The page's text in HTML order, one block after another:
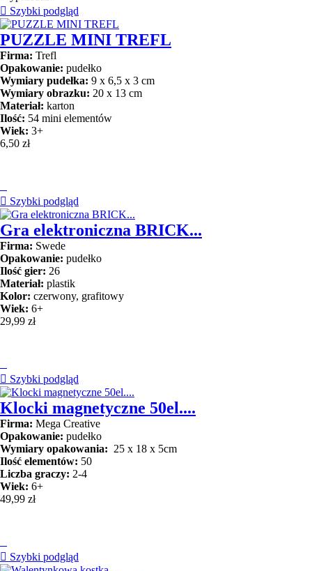
 Szybki podgląd
PUZZLE MINI TREFL
Firma: Trefl
Opakowanie: pudełko
Wymiary pudełka: 9 x 6,5 x 3 cm
Wymiary obrazku: 20 x 13 cm
Materiał: karton
Ilość: 54 mini elementów
Wiek: 3+
6,50 zł
 Szybki podgląd
Gra elektroniczna BRICK...
Firma: Swede
Opakowanie: pudełko
Ilość gier: 26
Materiał: plastik
Kolor: czerwony, grafitowy
Wiek: 6+
29,99 zł
 Szybki podgląd
Klocki magnetyczne 50el....
Firma: Mega Creative
Opakowanie: pudełko
Wymiary opakowania: 25 x 18 x 5cm
Ilość elementów: 50
Liczba graczy: 2-4
Wiek: 6+
49,99 zł
 Szybki podgląd